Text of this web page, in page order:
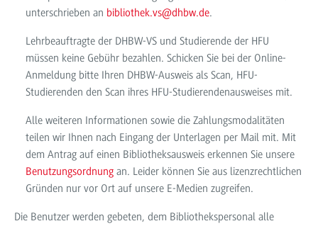
unterschrieben an bibliothek.vs@dhbw.de.
Lehrbeauftragte der DHBW-VS und Studierende der HFU
müssen keine Gebühr bezahlen. Schicken Sie bei der Online-
Anmeldung bitte Ihren DHBW-Ausweis als Scan, HFU-
Studierenden den Scan ihres HFU-Studierendenausweises mit.
Alle weiteren Informationen sowie die Zahlungsmodalitäten
teilen wir Ihnen nach Eingang der Unterlagen per Mail mit. Mit
dem Antrag auf einen Bibliotheksausweis erkennen Sie unsere
Benutzungsordnung an. Leider können Sie aus lizenzrechtlichen
Gründen nur vor Ort auf unsere E-Medien zugreifen.
Die Benutzer werden gebeten, dem Bibliothekspersonal alle